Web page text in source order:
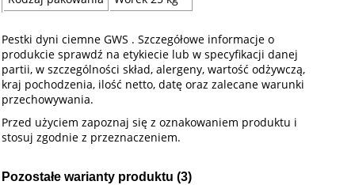
Pestki dyni ciemne GWS . Szczegółowe informacje o
produkcie sprawdź na etykiecie lub w specyfikacji danej
partii, w szczególności skład, alergeny, wartość odżywczą,
kraj pochodzenia, ilość netto, datę oraz zalecane warunki
przechowywania.
Przed użyciem zapoznaj się z oznakowaniem produktu i
stosuj zgodnie z przeznaczeniem.
Pozostałe warianty produktu (3)